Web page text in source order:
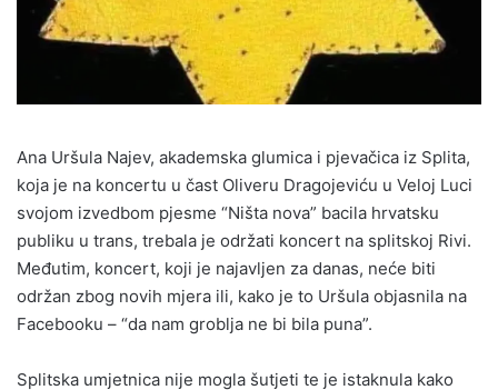
Ana Uršula Najev, akademska glumica i pjevačica iz Splita,
koja je na koncertu u čast Oliveru Dragojeviću u Veloj Luci
svojom izvedbom pjesme “Ništa nova” bacila hrvatsku
publiku u trans, trebala je održati koncert na splitskoj Rivi.
Međutim, koncert, koji je najavljen za danas, neće biti
održan zbog novih mjera ili, kako je to Uršula objasnila na
Facebooku – “da nam groblja ne bi bila puna”.
Splitska umjetnica nije mogla šutjeti te je istaknula kako